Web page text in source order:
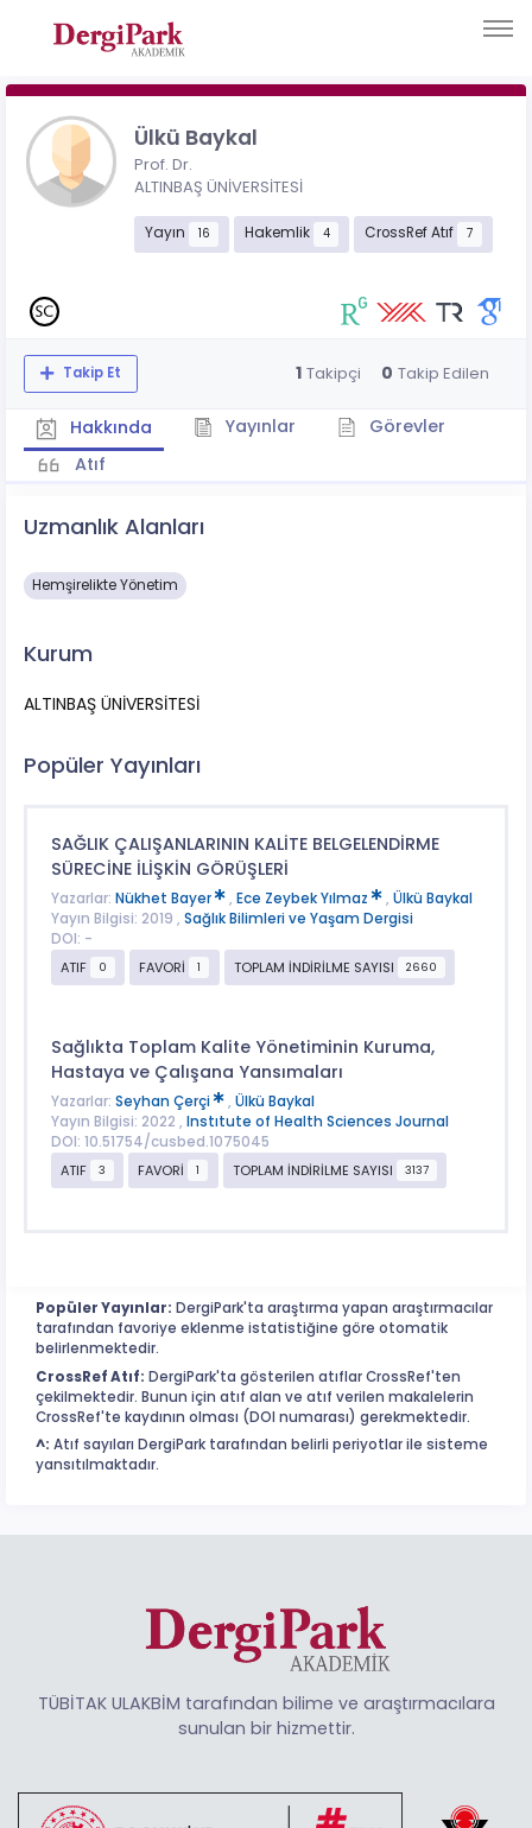
Ülkü Baykal
Prof. Dr.
ALTINBAŞ ÜNİVERSİTESİ
Yayın 16 Hakemlik 4 CrossRef Atıf 7
Takip Et 1 Takipçi 0 Takip Edilen
Hakkında Yayınlar
Görevler
Atıf
Uzmanlık Alanları
Hemşirelikte Yönetim
Kurum
ALTINBAŞ ÜNİVERSİTESİ
Popüler Yayınları
SAĞLIK ÇALIŞANLARININ KALİTE BELGELENDİRME
SÜRECİNE İLİŞKİN GÖRÜŞLERİ
Yazarlar: Nükhet Bayer , Ece Zeybek Yılmaz , Ülkü Baykal
Yayın Bilgisi: 2019 , Sağlık Bilimleri ve Yaşam Dergisi
DOI: -
ATIF
0 FAVORİ 1 TOPLAM İNDİRİLME SAYISI 2660
Sağlıkta Toplam Kalite Yönetiminin Kuruma,
Hastaya ve Çalışana Yansımaları
Yazarlar: Seyhan Çerçi , Ülkü Baykal
Yayın Bilgisi: 2022 , Instıtute of Health Sciences Journal
DOI: 10.51754/cusbed.1075045
ATIF
3 FAVORİ 1 TOPLAM İNDİRİLME SAYISI 3137
Popüler Yayınlar: DergiPark'ta araştırma yapan araştırmacılar
tarafından favoriye eklenme istatistiğine göre otomatik
belirlenmektedir.
CrossRef Atıf: DergiPark'ta gösterilen atıflar CrossRef'ten
çekilmektedir. Bunun için atıf alan ve atıf verilen makalelerin
CrossRef'te kaydının olması (DOI numarası) gerekmektedir.
^: Atıf sayıları DergiPark tarafından belirli periyotlar ile sisteme
yansıtılmaktadır.
TÜBİTAK ULAKBİM tarafından bilime ve araştırmacılara
sunulan bir hizmettir.